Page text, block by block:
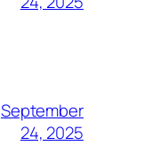
September
24, 2025